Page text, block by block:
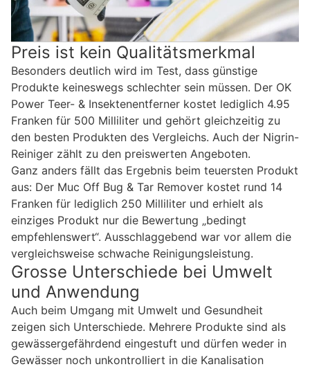
Preis ist kein Qualitätsmerkmal
Besonders deutlich wird im Test, dass günstige
Produkte keineswegs schlechter sein müssen. Der OK
Power Teer- & Insektenentferner kostet lediglich 4.95
Franken für 500 Milliliter und gehört gleichzeitig zu
den besten Produkten des Vergleichs. Auch der Nigrin-
Reiniger zählt zu den preiswerten Angeboten.
Ganz anders fällt das Ergebnis beim teuersten Produkt
aus: Der Muc Off Bug & Tar Remover kostet rund 14
Franken für lediglich 250 Milliliter und erhielt als
einziges Produkt nur die Bewertung „bedingt
empfehlenswert“. Ausschlaggebend war vor allem die
vergleichsweise schwache Reinigungsleistung.
Grosse Unterschiede bei Umwelt
und Anwendung
Auch beim Umgang mit Umwelt und Gesundheit
zeigen sich Unterschiede. Mehrere Produkte sind als
gewässergefährdend eingestuft und dürfen weder in
Gewässer noch unkontrolliert in die Kanalisation